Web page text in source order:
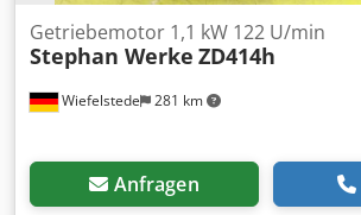
Wiefelstede 281 km
Getriebemotor 1,1 kW 122 U/min
Stephan Werke ZD414h
Anfragen